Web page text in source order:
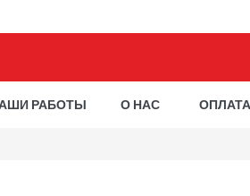
РАБОТЫ О НАС